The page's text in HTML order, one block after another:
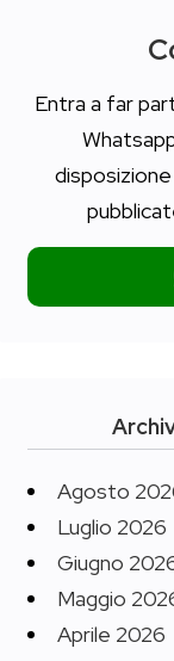
Entra a far
Agosto
Luglio 2026
Giugno
Maggio
Aprile 2026